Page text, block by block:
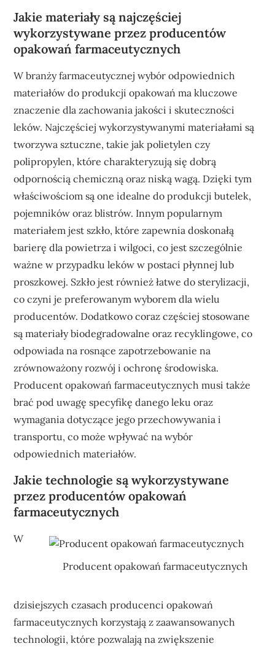
Jakie materiały są najczęściej
wykorzystywane przez producentów
opakowań farmaceutycznych
W branży farmaceutycznej wybór odpowiednich
materiałów do produkcji opakowań ma kluczowe
znaczenie dla zachowania jakości i skuteczności
leków. Najczęściej wykorzystywanymi materiałami są
tworzywa sztuczne, takie jak polietylen czy
polipropylen, które charakteryzują się dobrą
odpornością chemiczną oraz niską wagą. Dzięki tym
właściwościom są one idealne do produkcji butelek,
pojemników oraz blistrów. Innym popularnym
materiałem jest szkło, które zapewnia doskonałą
barierę dla powietrza i wilgoci, co jest szczególnie
ważne w przypadku leków w postaci płynnej lub
proszkowej. Szkło jest również łatwe do sterylizacji,
co czyni je preferowanym wyborem dla wielu
producentów. Dodatkowo coraz częściej stosowane
są materiały biodegradowalne oraz recyklingowe, co
odpowiada na rosnące zapotrzebowanie na
zrównoważony rozwój i ochronę środowiska.
Producent opakowań farmaceutycznych musi także
brać pod uwagę specyfikę danego leku oraz
wymagania dotyczące jego przechowywania i
transportu, co może wpływać na wybór
odpowiednich materiałów.
Jakie technologie są wykorzystywane
przez producentów opakowań
farmaceutycznych
Producent opakowań farmaceutycznych
W
dzisiejszych czasach producenci opakowań
farmaceutycznych korzystają z zaawansowanych
technologii, które pozwalają na zwiększenie